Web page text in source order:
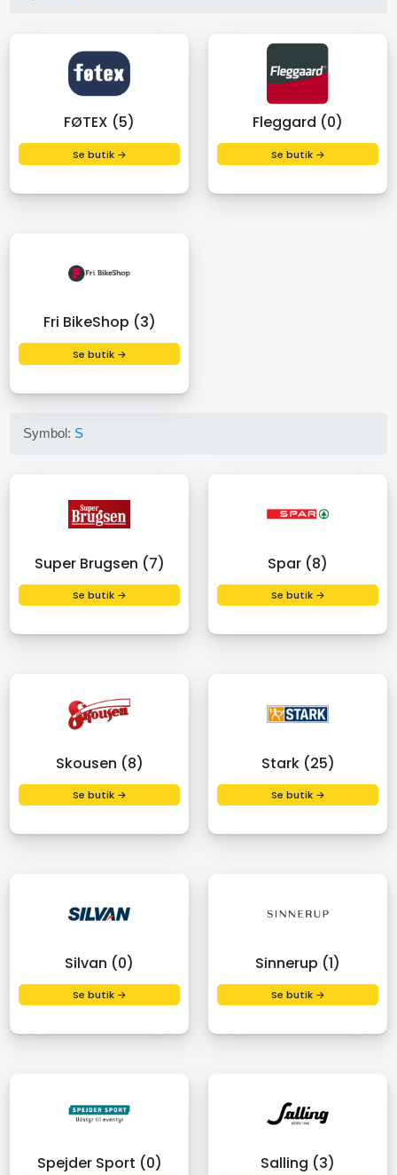
FØTEX (5)
Se butik →
Fleggard (0)
Se butik →
Fri BikeShop (3)
Se butik →
Symbol: S
Super Brugsen (7)
Se butik →
Spar (8)
Se butik →
Skousen (8)
Se butik →
Stark (25)
Se butik →
Silvan (0)
Se butik →
Sinnerup (1)
Se butik →
Spejder Sport (0) Salling (3)